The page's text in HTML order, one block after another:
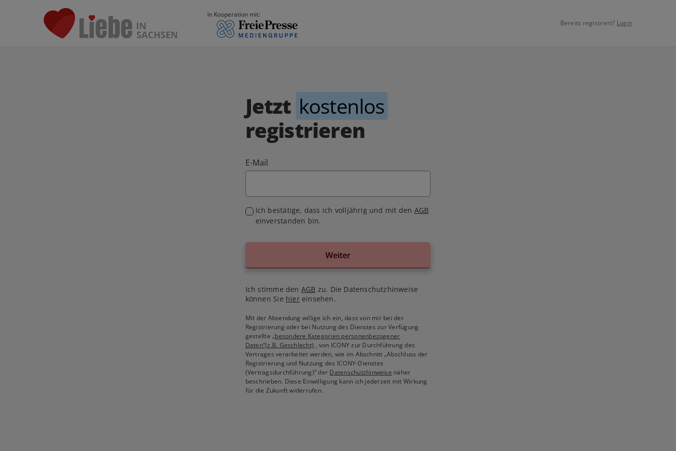
In Kooperation mit:
Bereits registriert? Login
Jetzt kostenlos
registrieren
E-Mail
Ich bestätige, dass ich volljährig und mit den AGB
einverstanden bin.
Weiter
Ich stimme den AGB zu. Die Datenschutzhinweise
können Sie hiereinsehen.
Mit der Absendung willige ich ein, dass von mir bei der
Registrierung oder bei Nutzung des Dienstes zur Verfügung
gestellte„besondere Kategorien personenbezogener
Daten“(z.B. Geschlecht) , von ICONY zur Durchführung des
Vertrages verarbeitet werden, wie im Abschnitt „Abschluss der
Registrierung und Nutzung des ICONY-Dienstes
(Vertragsdurchführung)“ der Datenschutzhinweise näher
beschrieben. Diese Einwilligung kann ich jederzeit mit Wirkung
für die Zukunft widerrufen.